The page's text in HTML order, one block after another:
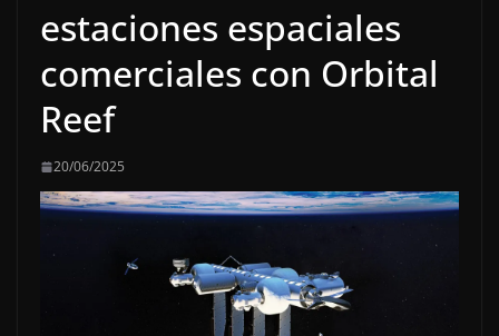
estaciones espaciales
comerciales con Orbital
Reef
20/06/2025